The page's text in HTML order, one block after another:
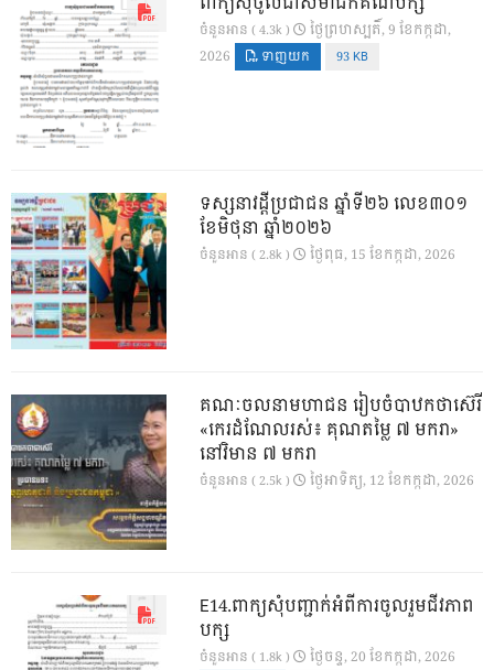
ចំនួនអាន ( 4.3k )
ថ្ងៃ​ព្រហស្បតិ៍, 9 ខែ​កក្កដា,
2026
ទាញយក 93 KB
ទស្សនាវដ្ដីប្រជាជន ឆ្នាំទី២៦ លេខ៣០១
ខែមិថុនា ឆ្នាំ២០២៦
ចំនួនអាន ( 2.8k ) ថ្ងៃ​ពុធ, 15 ខែ​កក្កដា, 2026
គណៈចលនាមហាជន រៀបចំបាឋកថាស៊េរី
«កេរដំណែលរស់៖ គុណតម្លៃ ៧ មករា»
នៅវិមាន ៧ មករា
ចំនួនអាន ( 2.5k ) ថ្ងៃ​អាទិត្យ, 12 ខែ​កក្កដា, 2026
E14.ពាក្យសុំបញ្ជាក់អំពីការចូលរួមជីវភាព
បក្ស
ចំនួនអាន ( 1.8k ) ថ្ងៃ​ចន្ទ, 20 ខែ​កក្កដា, 2026